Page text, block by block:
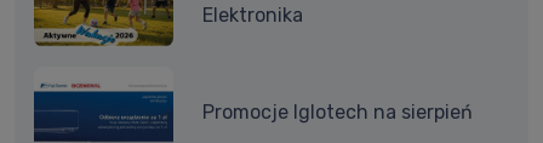
Elektronika
Promocje Iglotech na sierpień